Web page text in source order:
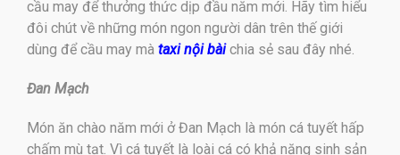
cầu may để thưởng thức dịp đầu năm mới. Hãy tìm hiểu
đôi chút về những món ngon người dân trên thế giới
dùng để cầu may mà taxi nội bàichia sẻ sau đây nhé.
Đan Mạch
Món ăn chào năm mới ở Đan Mạch là món cá tuyết hấp
chấm mù tạt. Vì cá tuyết là loài cá có khả năng sinh sản